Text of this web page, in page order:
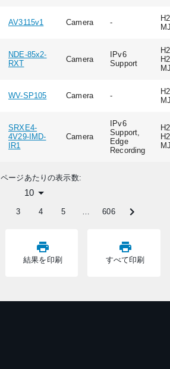
結果を印刷 すべて印刷
AV3115v1 Camera -
NDE-85x2-
RXT
Camera
IPv6
Support
WV-SP105 Camera -
SRXE4-
4V29-IMD-
IR1
Camera
IPv6
Support,
Edge
Recording
ページあたりの表示数:
10
3 4 5 … 606